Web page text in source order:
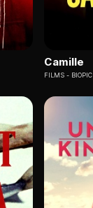
Camille
FILMS BIOPIC